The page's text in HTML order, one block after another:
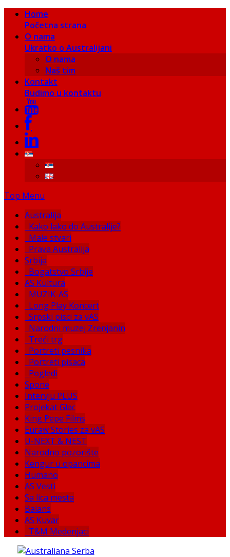
Home
Početna strana
O nama
Ukratko o Australijani
O nama
Naš tim
Kontakt
Budimo u kontaktu
Top Menu
Australija
Kako lako do Australije?
Male stvari
Prava Australija
Srbija
Bogatstvo Srbije
AS Kultura
MUZIK-AS
Long Play Koncert
Srpski pisci za vAS
Narodni muzej Zrenjanin
Treći trg
Portreti pesnika
Portreti pisaca
Pogledi
Spone
Intervju PLUS
Projekat Glac
King Pepe Films
Euraw Stories za vAS
U-NEXT & NEST
Narodno pozorište
Kengur u opancima
Humano
AS Vesti
Sa lica mesta
Balans
AS Kuvar
T&M Medenjaci